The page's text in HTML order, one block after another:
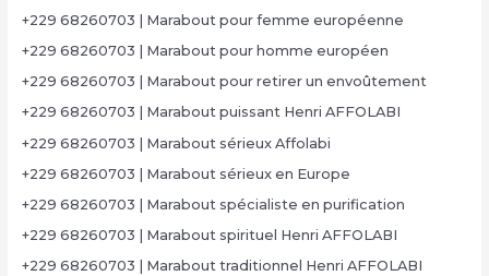
+229 68260703 | Marabout pour femme européenne
+229 68260703 | Marabout pour homme européen
+229 68260703 | Marabout pour retirer un envoûtement
+229 68260703 | Marabout puissant Henri AFFOLABI
+229 68260703 | Marabout sérieux Affolabi
+229 68260703 | Marabout sérieux en Europe
+229 68260703 | Marabout spécialiste en purification
+229 68260703 | Marabout spirituel Henri AFFOLABI
+229 68260703 | Marabout traditionnel Henri AFFOLABI